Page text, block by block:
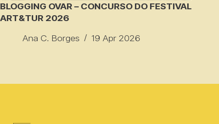
BLOGGING OVAR – CONCURSO DO FESTIVAL
ART&TUR 2026
Ana C. Borges
19 Apr 2026